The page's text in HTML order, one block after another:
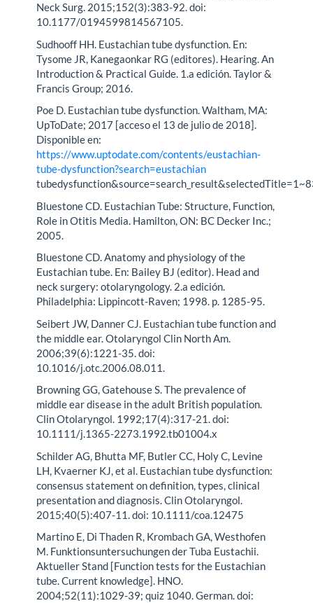
Neck Surg. 2015;152(3):383-92. doi:
10.1177/0194599814567105.
Sudhooff HH. Eustachian tube dysfunction. En:
Tysome JR, Kanegaonkar RG (editores). Hearing. An
Introduction & Practical Guide. 1.a edición. Taylor &
Francis Group; 2016.
Poe D. Eustachian tube dysfunction. Waltham, MA:
UpToDate; 2017 [acceso el 13 de julio de 2018].
Disponible en:
https://www.uptodate.com/contents/eustachian-
tube-dysfunction?search=eustachian
Bluestone CD. Eustachian Tube: Structure, Function,
Role in Otitis Media. Hamilton, ON: BC Decker Inc.;
2005.
Bluestone CD. Anatomy and physiology of the
Eustachian tube. En: Bailey BJ (editor). Head and
neck surgery: otolaryngology. 2.a edición.
Philadelphia: Lippincott-Raven; 1998. p. 1285-95.
Seibert JW, Danner CJ. Eustachian tube function and
the middle ear. Otolaryngol Clin North Am.
2006;39(6):1221-35. doi:
10.1016/j.otc.2006.08.011.
Browning GG, Gatehouse S. The prevalence of
middle ear disease in the adult British population.
Clin Otolaryngol. 1992;17(4):317-21. doi:
10.1111/j.1365-2273.1992.tb01004.x
Schilder AG, Bhutta MF, Butler CC, Holy C, Levine
LH, Kvaerner KJ, et al. Eustachian tube dysfunction:
consensus statement on definition, types, clinical
presentation and diagnosis. Clin Otolaryngol.
2015;40(5):407-11. doi: 10.1111/coa.12475
Martino E, Di Thaden R, Krombach GA, Westhofen
M. Funktionsuntersuchungen der Tuba Eustachii.
Aktueller Stand [Function tests for the Eustachian
tube. Current knowledge]. HNO.
2004;52(11):1029-39; quiz 1040. German. doi: